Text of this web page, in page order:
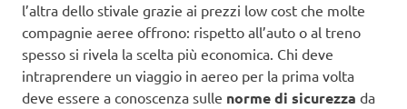
l’altra dello stivale grazie ai prezzi low cost che molte
compagnie aeree offrono: rispetto all’auto o al treno
spesso si rivela la scelta più economica. Chi deve
intraprendere un viaggio in aereo per la prima volta
deve essere a conoscenza sulle norme di sicurezza da